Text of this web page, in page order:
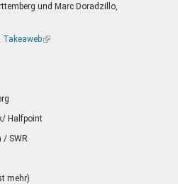
und Marc Doradzillo,
Takeaweb(Link
Halfpoint
/ SWR
mehr)